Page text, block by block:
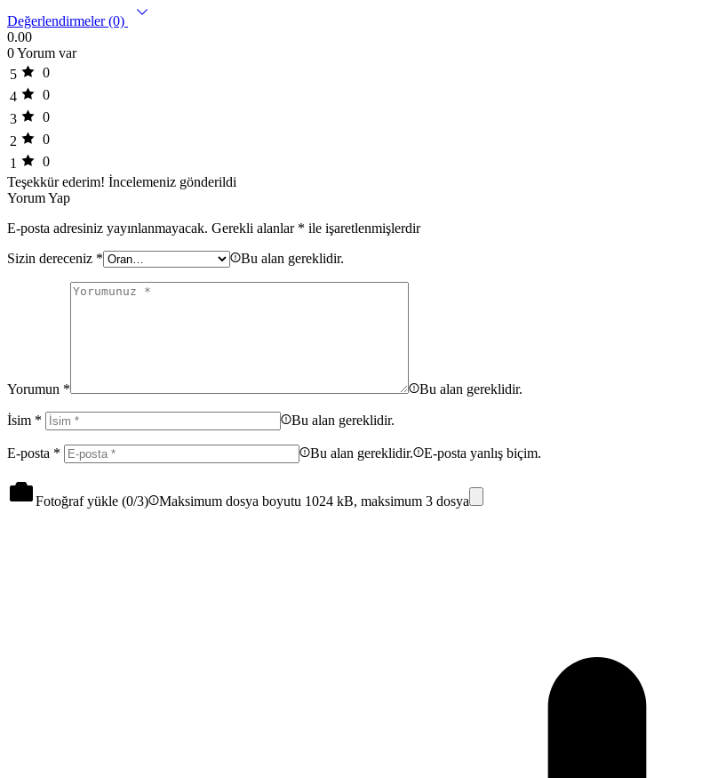
Değerlendirmeler (0)
0.00
0 Yorum var
5
0
4
0
3
0
2
0
1
0
Teşekkür ederim! İncelemeniz gönderildi
Yorum Yap
E-posta adresiniz yayınlanmayacak. Gerekli alanlar * ile işaretlenmişlerdir
Sizin dereceniz * Bu alan gereklidir.
Yorumun * Bu alan gereklidir.
İsim * Bu alan gereklidir.
E-posta * Bu alan gereklidir. E-posta yanlış biçim.
Fotoğraf yükle (0/3) Maksimum dosya boyutu 1024 kB, maksimum 3 dosya